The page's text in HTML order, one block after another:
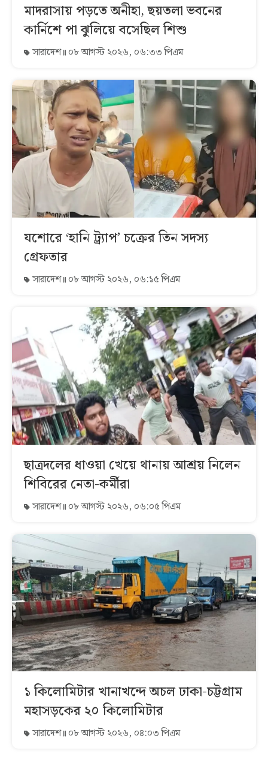
মাদরাসায় পড়তে অনীহা, ছয়তলা ভবনের
কার্নিশে পা ঝুলিয়ে বসেছিল শিশু
সারাদেশ ০৮ আগস্ট ২০২৬, ০৬:৩৩ পিএম
যশোরে ‘হানি ট্র্যাপ’ চক্রের তিন সদস্য
গ্রেফতার
সারাদেশ ০৮ আগস্ট ২০২৬, ০৬:১৫ পিএম
ছাত্রদলের ধাওয়া খেয়ে থানায় আশ্রয় নিলেন
শিবিরের নেতা-কর্মীরা
সারাদেশ ০৮ আগস্ট ২০২৬, ০৬:০৫ পিএম
১ কিলোমিটার খানাখন্দে অচল ঢাকা-চট্টগ্রাম
মহাসড়কের ২০ কিলোমিটার
সারাদেশ ০৮ আগস্ট ২০২৬, ০৪:০৩ পিএম